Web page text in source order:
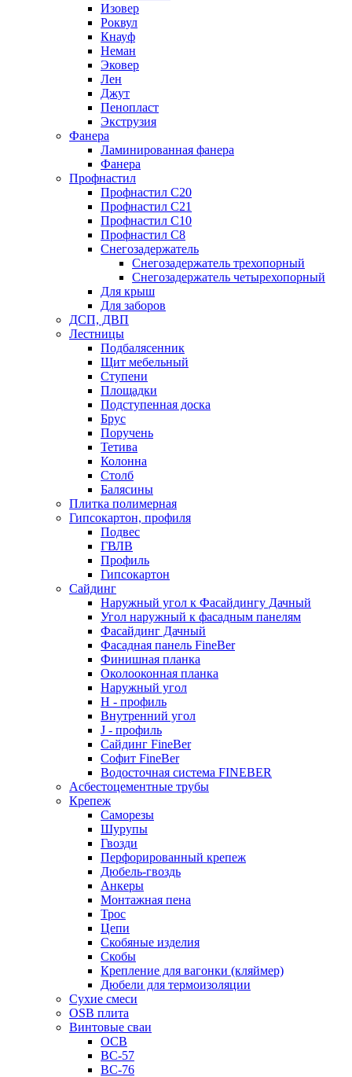
Изовер
Роквул
Кнауф
Неман
Эковер
Лен
Джут
Пенопласт
Экструзия
Фанера
Ламинированная фанера
Фанера
Профнастил
Профнастил С20
Профнастил С21
Профнастил С10
Профнастил С8
Снегозадержатель
Снегозадержатель трехопорный
Снегозадержатель четырехопорный
Для крыш
Для заборов
ДСП, ДВП
Лестницы
Подбалясенник
Щит мебельный
Ступени
Площадки
Подступенная доска
Брус
Поручень
Тетива
Колонна
Столб
Балясины
Плитка полимерная
Гипсокартон, профиля
Подвес
ГВЛВ
Профиль
Гипсокартон
Сайдинг
Наружный угол к Фасайдингу Дачный
Угол наружный к фасадным панелям
Фасайдинг Дачный
Фасадная панель FineBer
Финишная планка
Околооконная планка
Наружный угол
H - профиль
Внутренний угол
J - профиль
Сайдинг FineBer
Софит FineBer
Водосточная система FINEBER
Асбестоцементные трубы
Крепеж
Саморезы
Шурупы
Гвозди
Перфорированный крепеж
Дюбель-гвоздь
Анкеры
Монтажная пена
Трос
Цепи
Скобяные изделия
Скобы
Крепление для вагонки (кляймер)
Дюбели для термоизоляции
Сухие смеси
OSB плита
Винтовые сваи
ОСВ
ВС-57
ВС-76